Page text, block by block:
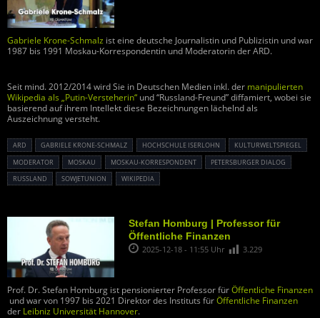
Gabriele Krone-Schmalz ist eine deutsche Journalistin und Publizistin und war
1987 bis 1991 Moskau-Korrespondentin und Moderatorin der ARD.
Seit mind. 2012/2014 wird Sie in Deutschen Medien inkl. der manipulierten
Wikipedia als „Putin-Versteherin“ und “Russland-Freund” diffamiert, wobei sie
basierend auf ihrem Intellekt diese Bezeichnungen lächelnd als
Auszeichnung versteht.
ARD GABRIELE KRONE-SCHMALZ HOCHSCHULE ISERLOHN
KULTURWELTSPIEGEL
MODERATOR
MOSKAU MOSKAU-KORRESPONDENT
PETERSBURGER DIALOG
RUSSLAND
SOWJETUNION WIKIPEDIA
Stefan Homburg | Professor für
Öffentliche Finanzen
2025-12-18 - 11:55 Uhr 3.229
Prof. Dr. Stefan Homburg ist pensionierter Professor fürÖffentliche Finanzen
und war von 1997 bis 2021 Direktor des Instituts fürÖffentliche Finanzen
der Leibniz Universität Hannover.